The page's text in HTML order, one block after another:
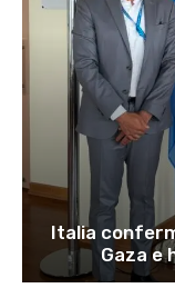
Italia
Gaza e